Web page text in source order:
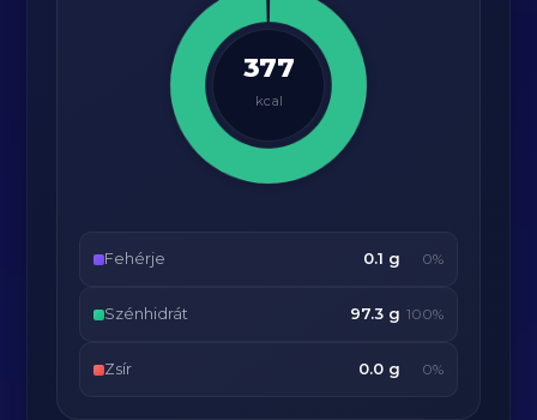
377
kcal
Fehérje 0.1 g 0%
Szénhidrát 97.3 g 100%
Zsír 0.0 g 0%